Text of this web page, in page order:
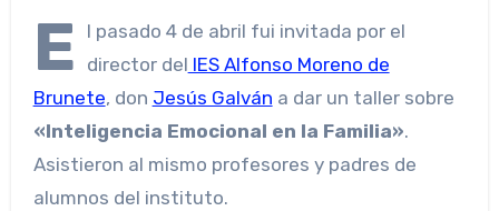
E
l pasado 4 de abril fui invitada por el
director del IES Alfonso Moreno de
Brunete, don Jesús Galván a dar un taller sobre
«Inteligencia Emocional en la Familia».
Asistieron al mismo profesores y padres de
alumnos del instituto.